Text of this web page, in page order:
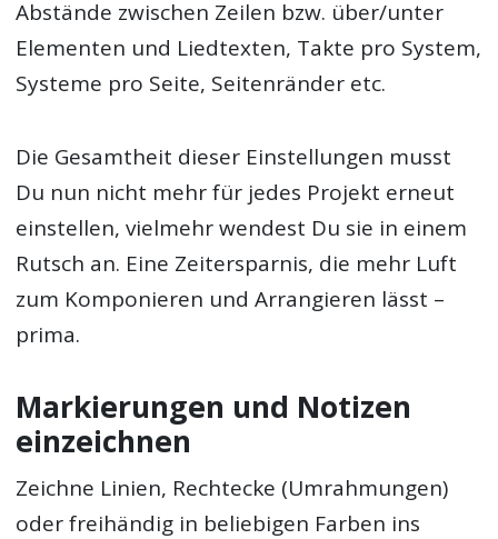
Abstände zwischen Zeilen bzw. über/unter
Elementen und Liedtexten, Takte pro System,
Systeme pro Seite, Seitenränder etc.
Die Gesamtheit dieser Einstellungen musst
Du nun nicht mehr für jedes Projekt erneut
einstellen, vielmehr wendest Du sie in einem
Rutsch an. Eine Zeitersparnis, die mehr Luft
zum Komponieren und Arrangieren lässt –
prima.
Markierungen und Notizen
einzeichnen
Zeichne Linien, Rechtecke (Umrahmungen)
oder freihändig in beliebigen Farben ins